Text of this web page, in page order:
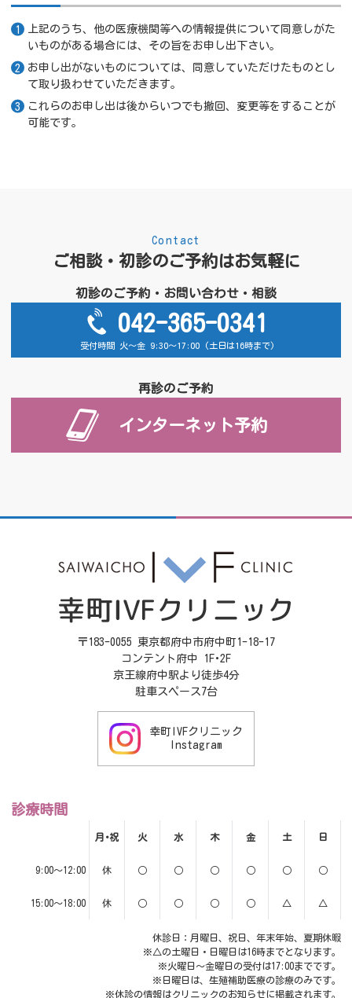
上記のうち、他の医療機関等への情報提供について同意しがた
いものがある場合には、その旨をお申し出下さい。
お申し出がないものについては、同意していただけたものとし
て取り扱わせていただきます。
これらのお申し出は後からいつでも撤回、変更等をすることが
可能です。
ご相談・初診のご予約はお気軽に
Contact
初診のご予約・お問い合わせ・相談
042-365-0341
受付時間 火～金 9:30～17:00 (土日は16時まで)
再診のご予約
インターネット予約
〒183-0055 東京都府中市府中町1-18-17
コンテント府中 1F･2F
京王線府中駅より徒歩4分
駐車スペース7台
幸町IVFクリニック
Instagram
診療時間
月･祝 火 水 木 金 土 日
9:00～12:00 休 ○ ○ ○ ○ ○ ○
15:00～18:00 休 ○ ○ ○ ○ △ △
休診日：月曜日、祝日、年末年始、夏期休暇
※△の土曜日・日曜日は16時までとなります。
※火曜日～金曜日の受付は17:00までです。
※日曜日は、生殖補助医療の診療のみです。
※休診の情報はクリニックのお知らせに掲載されます。